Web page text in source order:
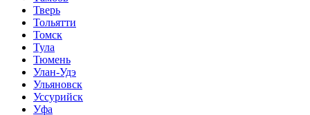
Тверь
Тольятти
Томск
Тула
Тюмень
Улан-Удэ
Ульяновск
Уссурийск
Уфа